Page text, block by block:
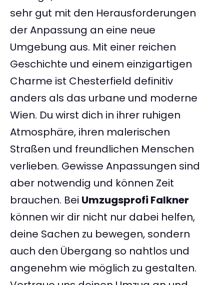
sehr gut mit den Herausforderungen
der Anpassung an eine neue
Umgebung aus. Mit einer reichen
Geschichte und einem einzigartigen
Charme ist Chesterfield definitiv
anders als das urbane und moderne
Wien. Du wirst dich in ihrer ruhigen
Atmosphäre, ihren malerischen
Straßen und freundlichen Menschen
verlieben. Gewisse Anpassungen sind
aber notwendig und können Zeit
brauchen. Bei Umzugsprofi Falkner
können wir dir nicht nur dabei helfen,
deine Sachen zu bewegen, sondern
auch den Übergang so nahtlos und
angenehm wie möglich zu gestalten.